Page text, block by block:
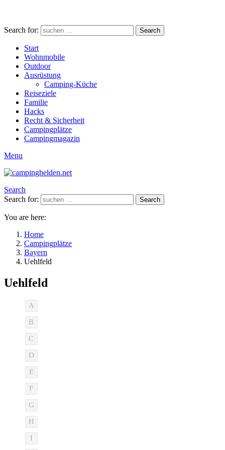
Search for: Search
Start
Wohnmobile
Outdoor
Ausrüstung
Camping-Küche
Reiseziele
Familie
Hacks
Recht & Sicherheit
Campingplätze
Campingmagazin
Menu
Search
Search for:
Search
You are here:
Home
Campingplätze
Bayern
Uehlfeld
Uehlfeld
A
B
C
D
E
F
G
H
I